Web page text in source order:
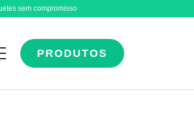
sem compromisso
PRODUTOS